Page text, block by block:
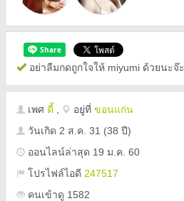
อย่าลืมกดถูกใจให้ miyumi ด้วยนะจ๊ะ
เพศ ดี้ อยู่ที่ ขอนแก่น
วันเกิด 2 ส.ค. 31 (38 ปี)
ออนไลน์ล่าสุด 19 ม.ค. 60
โปรไฟล์ไอดี 247517
คนเข้าดู 1582